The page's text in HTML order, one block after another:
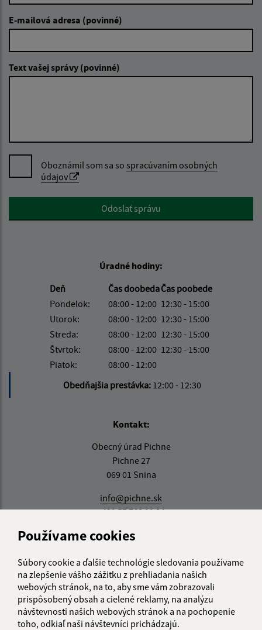
Používame cookies
Súbory cookie a ďalšie technológie sledovania používame
na zlepšenie vášho zážitku z prehliadania našich
webových stránok, na to, aby sme vám zobrazovali
prispôsobený obsah a cielené reklamy, na analýzu
návštevnosti našich webových stránok a na pochopenie
toho, odkiaľ naši návštevníci prichádzajú.
E-mailová adresa (povinné)
Text vašej správy (povinné)
Oboznámil som sa so spracúvaním osobných
údajov
Google reCaptcha ResponseOdoslať správu
Úradné hodiny:
Deň
Čas doobedaČas poobede
Pondelok:
08:00 - 12:00 12:30 - 15:00
Utorok:
08:00 - 12:00 12:30 - 15:00
Streda:
08:00 - 12:00 12:30 - 15:00
Štvrtok:
08:00 - 12:00 12:30 - 15:00
Piatok:
08:00 - 12:00
Obedňajšia prestávka: 12:00 - 12:30
Kontakt:
Obecný úrad Pichne
Pichne 27
069 01 Snina
info@pichne.sk
+421 57 768 11 84
IČO: 00323411